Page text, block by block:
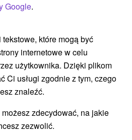
z właścicielem.
Google.
które mogą być
internetowe w celu
użytkownika. Dzięki plikom
Ci usługi zgodnie z tym, czego
znaleźć.
zdecydować, na jakie
zezwolić.